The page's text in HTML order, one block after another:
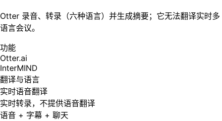
Otter 录音、转录（六种语言）并生成摘要；它无法翻译实时多
语言会议。
功能
Otter.ai
InterMIND
翻译与语言
实时语音翻译
实时转录，不提供语音翻译
语音 + 字幕 + 聊天